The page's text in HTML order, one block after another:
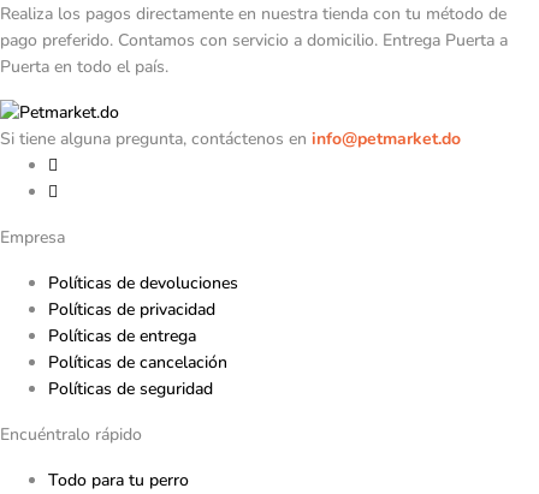
Realiza los pagos directamente en nuestra tienda con tu método de
pago preferido. Contamos con servicio a domicilio. Entrega Puerta a
Puerta en todo el país.
Si tiene alguna pregunta, contáctenos en info@petmarket.do
Empresa
Políticas de devoluciones
Políticas de privacidad
Políticas de entrega
Políticas de cancelación
Políticas de seguridad
Encuéntralo rápido
Todo para tu perro